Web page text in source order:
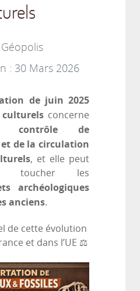
Géopolis
: 30 Mars 2026
de juin 2025
concerne
contrôle de
de la circulation
, et elle peut
toucher les
archéologiques
anciens.
de cette évolution
et dans l’UE ⚖️